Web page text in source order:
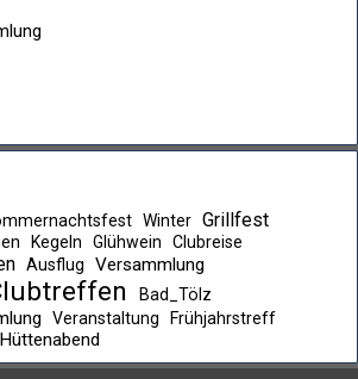
Winter Grillfest
Kegeln Glühwein
Clubreise
Ausflug Versammlung
Bad_Tölz
Veranstaltung Frühjahrstreff
Hüttenabend